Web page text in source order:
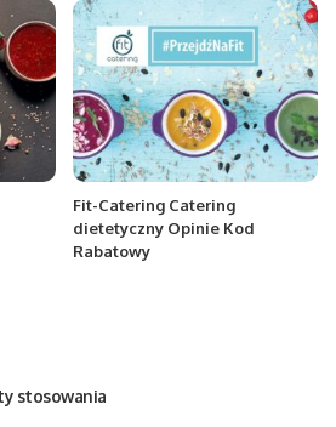
Fit-Catering Catering
dietetyczny Opinie Kod
Rabatowy
stosowania